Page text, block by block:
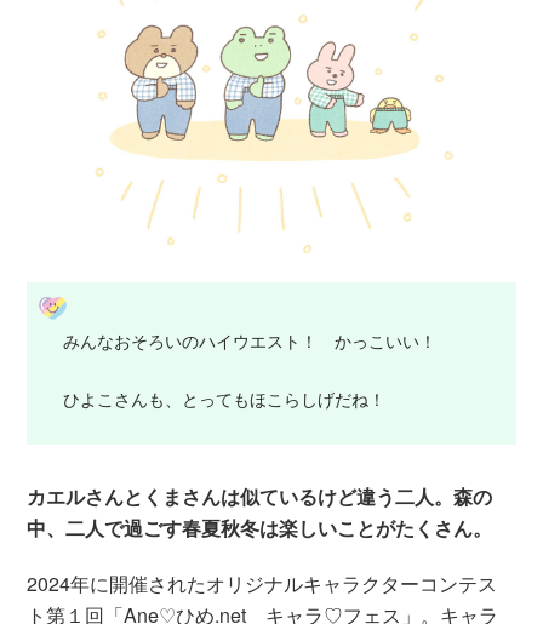
みんなおそろいのハイウエスト！ かっこいい！
ひよこさんも、とってもほこらしげだね！
カエルさんとくまさんは似ているけど違う二人。森の
中、二人で過ごす春夏秋冬は楽しいことがたくさん。
2024年に開催されたオリジナルキャラクターコンテス
ト第１回「Ane♡ひめ.net キャラ♡フェス」。キャラ